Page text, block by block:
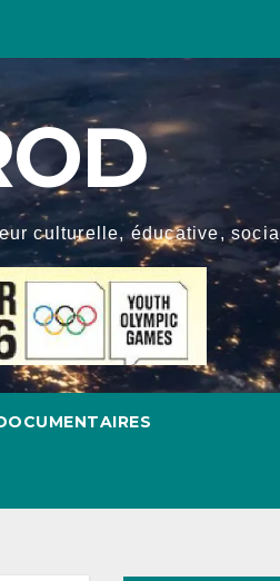
culturelle, éducative,